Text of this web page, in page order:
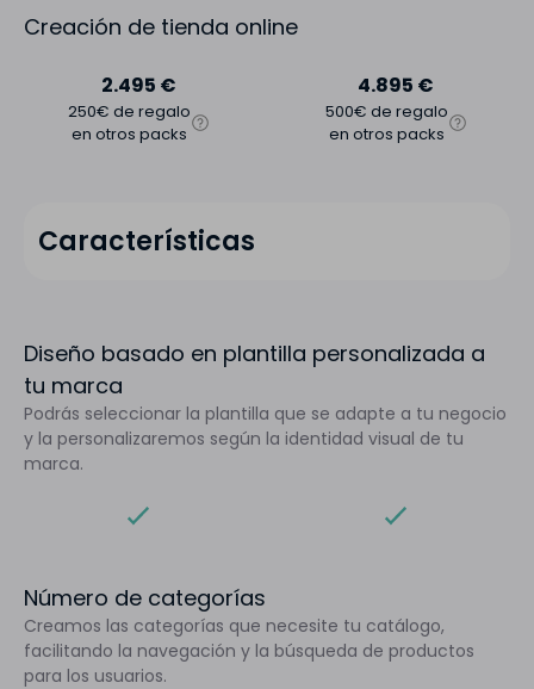
Creación de tienda online
2.495 €
250€ de regalo
en otros packs
4.895 €
500€ de regalo
en otros packs
Características
Diseño basado en plantilla personalizada a
tu marca
Podrás seleccionar la plantilla que se adapte a tu negocio
y la personalizaremos según la identidad visual de tu
marca.
Número de categorías
Creamos las categorías que necesite tu catálogo,
facilitando la navegación y la búsqueda de productos
para los usuarios.